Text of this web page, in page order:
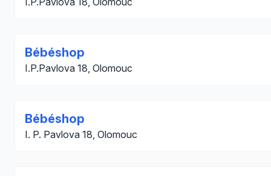
Bébéshop
I.P.Pavlova 18, Olomouc
Bébéshop
I. P. Pavlova 18, Olomouc